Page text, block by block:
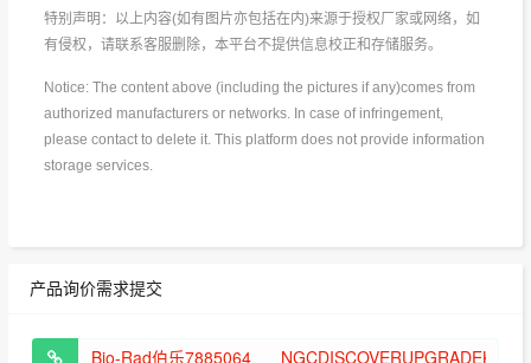
特别声明：以上内容(如有图片亦包括在内)来源于授权厂家或网络，如
有侵权，请联系客服删除，本平台不提供信息校正和存储服务。
Notice: The content above (including the pictures if any)comes from
authorized manufacturers or networks. In case of infringement,
please contact to delete it. This platform does not provide information
storage services.
产品询价需求提交